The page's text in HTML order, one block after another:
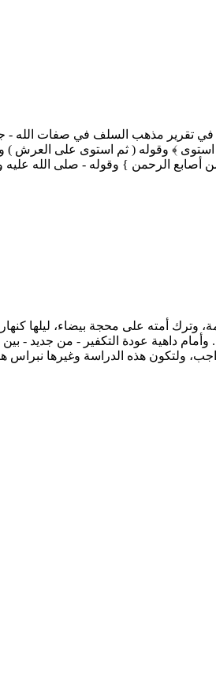
استوى ﴾ وقوله ( ثم استوى على العرش )
الرحمن } وقوله - صلى الله عليه
وترك أمته على محجة بيضاء، ليلها
وأمام داهية عودة التكفير - من